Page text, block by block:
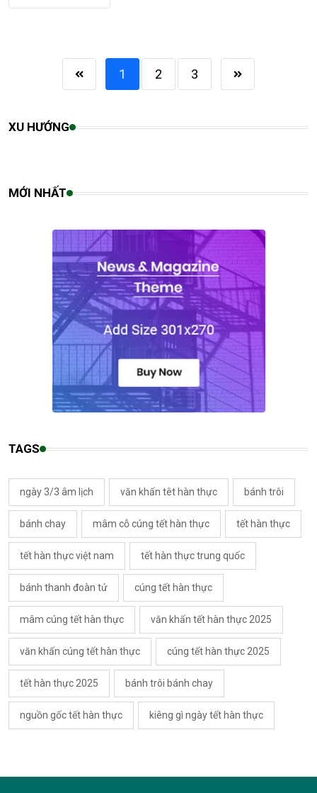
1 2 3
XU HƯỚNG
MỚI NHẤT
TAGS
ngày 3/3 âm lịch văn khấn têt hàn thực bánh trôi
bánh chay mâm cỗ cúng tết hàn thực tết hàn thực
tết hàn thực việt nam tết hàn thực trung quốc
bánh thanh đoàn tử cúng tết hàn thực
mâm cúng tết hàn thực văn khấn tết hàn thực 2025
văn khấn cúng tết hàn thực cúng tết hàn thực 2025
tết hàn thực 2025 bánh trôi bánh chay
nguồn gốc tết hàn thực kiêng gì ngày tết hàn thực